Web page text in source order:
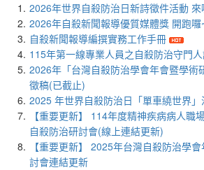
1. 2026年世界自殺防治日新詩徵件活動 來
2. 2026年自殺新聞報導優質媒體獎 開跑囉
3. 自殺新聞報導編撰實務工作手冊
4. 115年第一線專業人員之自殺防治守門
5. 2026年「台灣自殺防治學會年會暨學術
徵稿(已截止)
6. 2025 年世界自殺防治日「單車繞世界」
7.
【重要更新】 114年度精神疾病病人職
自殺防治研討會(線上連結更新)
8.
【重要更新】 2025年台灣自殺防治學
討會連結更新